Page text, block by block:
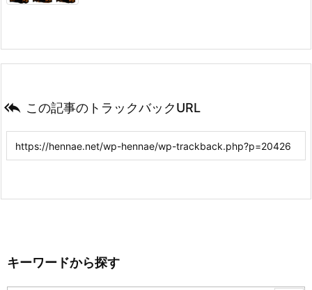
 この記事のトラックバックURL
キーワードから探す